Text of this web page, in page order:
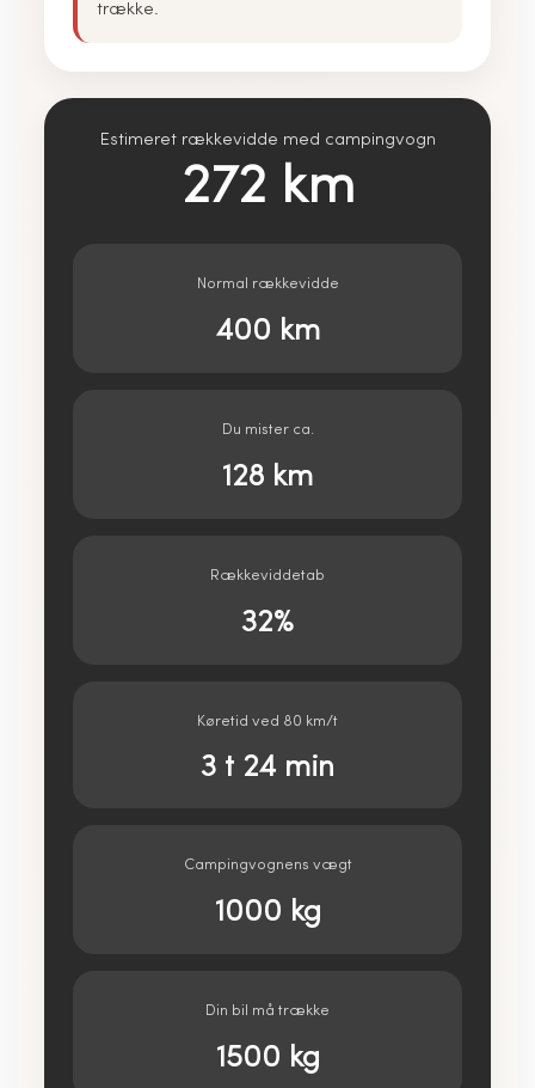
trække.
Estimeret rækkevidde med campingvogn
272 km
Normal rækkevidde
400 km
Du mister ca.
128 km
Rækkeviddetab
32%
Køretid ved 80 km/t
3 t 24 min
Campingvognens vægt
1000 kg
Din bil må trække
1500 kg